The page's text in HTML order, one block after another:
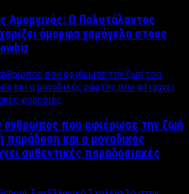
Αμοργινός: O Πολυτάλαντος
όμορφα χαμόγελα στους
άνθρωπος που αφιέρωσε την ζωή
παράδοση και ο μοναδικός
αυθεντικές παραδοσιακές